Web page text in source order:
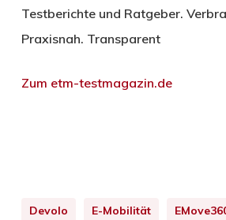
Testberichte und Ratgeber.
Praxisnah. Transparent
Zum etm-testmagazin.de
Devolo E-Mobilität